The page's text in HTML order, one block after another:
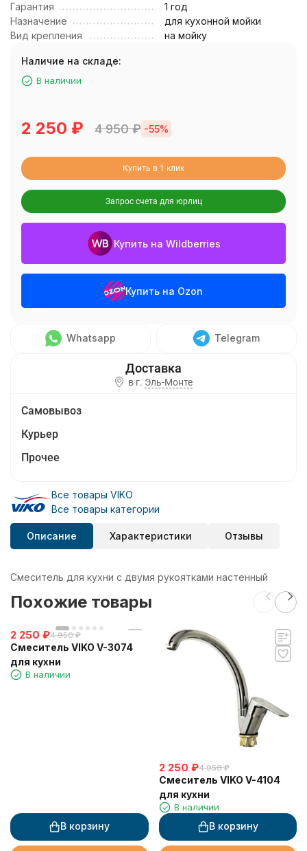
Гарантия
1 год
Назначение
для кухонной мойки
Вид крепления
на мойку
Наличие на складе:
В наличии
2 250 ₽ 4 950₽ -55%
Купить в 1 клик
Запрос счета для юрлиц
Купить на Wildberries
Купить на Ozon
Whatsapp Telegram
в г. Эль-Монте
Самовывоз
Курьер
Прочее
Все товары VIKO
Все товары категории
Описание Характеристики Отзывы
Смеситель для кухни с двумя рукоятками настенный
Похожие товары
2 250 ₽4 950 ₽
Смеситель VIKO V-3074
для кухни
В наличии
В корзину
2 250 ₽4 950 ₽
Смеситель VIKO V-4104
для кухни
В наличии
В корзину